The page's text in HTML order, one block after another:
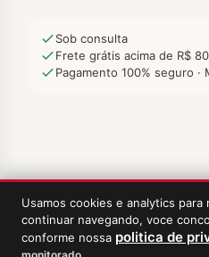
Sob consulta
Frete grátis acima de R$
Pagamento 100% seguro ·
Usamos cookies e analytics
continuar navegando, voce
conforme nossa politica de